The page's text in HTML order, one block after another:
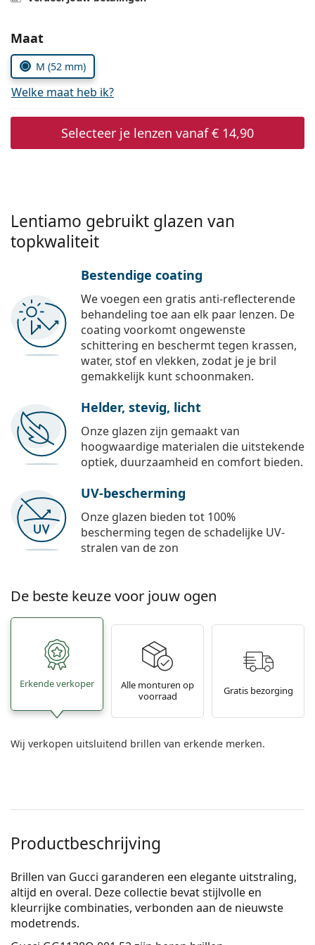
Prada
Alle merken
Kies parameters:
Maat
M (52 mm)
Welke maat heb ik?
Selecteer je lenzen vanaf€ 14,90
Lentiamo gebruikt glazen van
topkwaliteit
Bestendige coating
We voegen een gratis anti-reflecterende
behandeling toe aan elk paar lenzen. De
coating voorkomt ongewenste
schittering en beschermt tegen krassen,
water, stof en vlekken, zodat je je bril
gemakkelijk kunt schoonmaken.
Helder, stevig, licht
Onze glazen zijn gemaakt van
hoogwaardige materialen die uitstekende
optiek, duurzaamheid en comfort bieden.
UV-bescherming
Onze glazen bieden tot 100%
bescherming tegen de schadelijke UV-
stralen van de zon
De beste keuze voor jouw ogen
Erkende verkoper
Alle monturen op
voorraad
Gratis bezorging
Wij verkopen uitsluitend brillen van erkende merken.
Productbeschrijving
Brillen van Gucci garanderen een elegante uitstraling,
altijd en overal. Deze collectie bevat stijlvolle en
kleurrijke combinaties, verbonden aan de nieuwste
modetrends.